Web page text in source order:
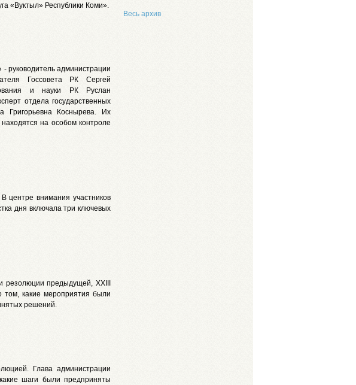
«Вуктыл» Республики Коми».
руководитель администрации
Госсовета РК Сергей
и науки РК Руслан
отдела государственных
Григорьевна Коснырева. Их
на особом контроле
центре внимания участников
дня включала три ключевых
резолюции предыдущей, XXIII
том, какие мероприятия были
решений.
Глава администрации
шаги были предприняты
Весь архив